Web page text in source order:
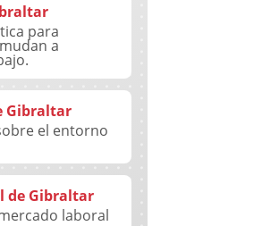
para
a
Gibraltar
el entorno
de Gibraltar
laboral